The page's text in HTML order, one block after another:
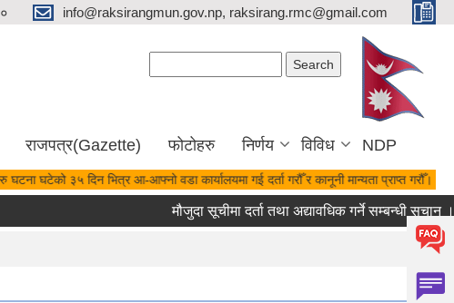
info@raksirangmun.gov.np, raksirang.rmc@gmail.com
राजपत्र(Gazette) फोटोहरु निर्णय विविध NDP
घटेको ३५ दिन भित्र आ-आफ्नो वडा कार्यालयमा गई दर्ता गरौँ र कानूनी मान्यता प्राप्त गरौँ।
मौजुदा सूचीमा दर्ता तथा अद्यावधिक गर्ने सम्बन्धी सुचान ।